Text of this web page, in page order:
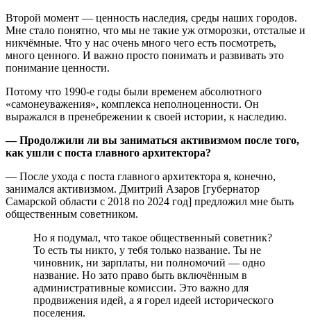
Второй момент — ценность наследия, среды наших городов.
Мне стало понятно, что мы не такие уж отморозки, отсталые и
никчёмные. Что у нас очень много чего есть посмотреть,
много ценного. И важно просто понимать и развивать это
понимание ценности.
Потому что 1990-е годы были временем абсолютного
«самонеуважения», комплекса неполноценности. Он
выражался в пренебрежении к своей истории, к наследию.
— Продолжили ли вы заниматься активизмом после того,
как ушли с поста главного архитектора?
— После ухода с поста главного архитектора я, конечно,
занимался активизмом. Дмитрий Азаров [губернатор
Самарской области с 2018 по 2024 год] предложил мне быть
общественным советником.
Но я подумал, что такое общественный советник?
То есть ты никто, у тебя только название. Ты не
чиновник, ни зарплаты, ни полномочий — одно
название. Но зато право быть включённым в
административные комиссии. Это важно для
продвижения идей, а я горел идеей исторического
поселения.